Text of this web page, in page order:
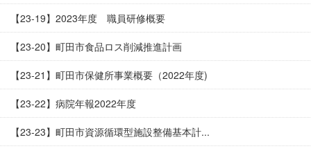
【23-19】2023年度 職員研修概要
【23-20】町田市食品ロス削減推進計画
【23-21】町田市保健所事業概要（2022年度)
【23-22】病院年報2022年度
【23-23】町田市資源循環型施設整備基本計...